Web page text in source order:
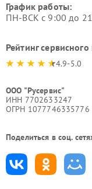
График работы:
ПН-ВСК с 9:00 до
Рейтинг
4.9-5.0
ООО "Русервис"
ИНН 7702633247
ОГРН 1077746335776
Поделиться в соц.